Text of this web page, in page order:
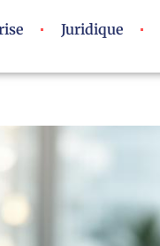
Juridique